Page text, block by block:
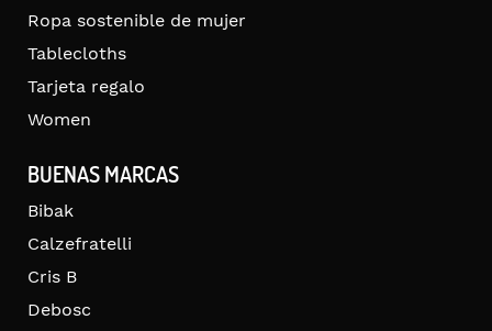
Ropa sostenible de mujer
Tablecloths
Tarjeta regalo
Women
BUENAS MARCAS
Bibak
Calzefratelli
Cris B
Debosc